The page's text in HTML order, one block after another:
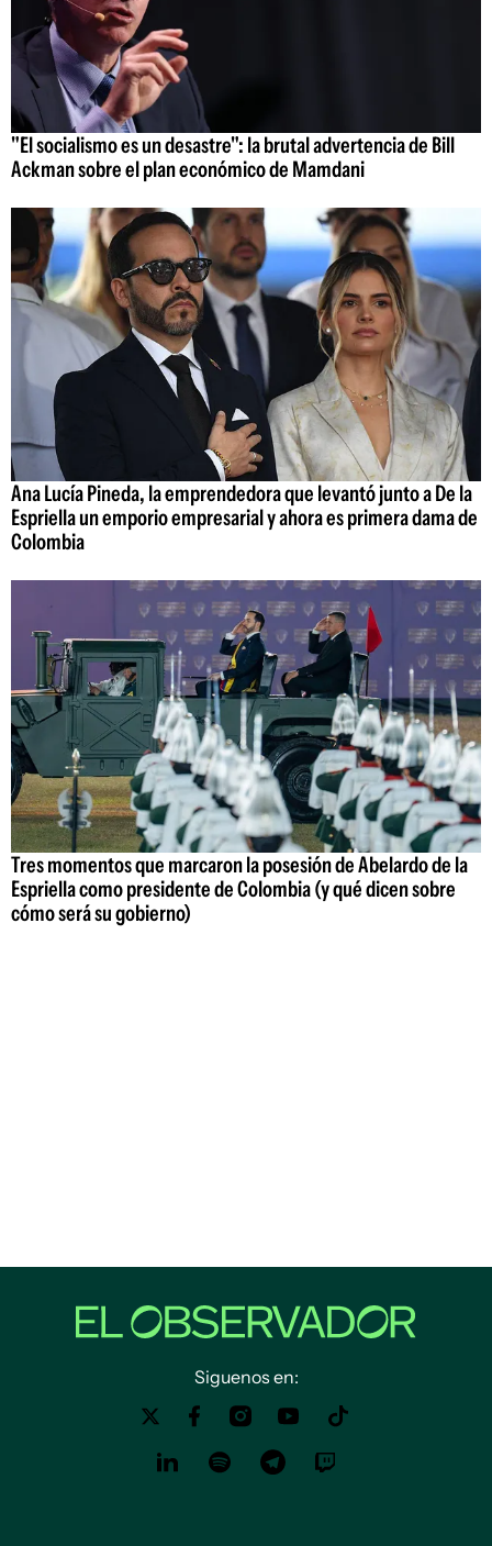
"El socialismo es un desastre": la brutal advertencia de Bill
Ackman sobre el plan económico de Mamdani
Ana Lucía Pineda, la emprendedora que levantó junto a De la
Espriella un emporio empresarial y ahora es primera dama de
Colombia
Tres momentos que marcaron la posesión de Abelardo de la
Espriella como presidente de Colombia (y qué dicen sobre
cómo será su gobierno)
Siguenos en: